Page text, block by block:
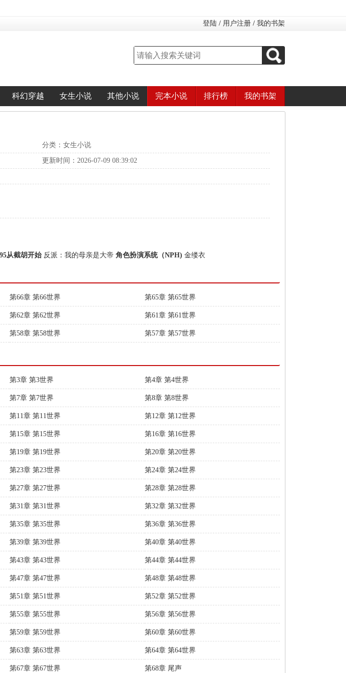
登陆 / 用户注册 / 我的书架
科幻穿越 女生小说 其他小说 完本小说 排行榜 我的书架
分类：女生小说
更新时间：2026-07-09 08:39:02
从截胡开始 反派：我的母亲是大帝 角色扮演系统（NPH) 金缕衣
第66章 第66世界 第65章 第65世界
第62章 第62世界 第61章 第61世界
第58章 第58世界 第57章 第57世界
第3章 第3世界 第4章 第4世界
第7章 第7世界 第8章 第8世界
第11章 第11世界 第12章 第12世界
第15章 第15世界 第16章 第16世界
第19章 第19世界 第20章 第20世界
第23章 第23世界 第24章 第24世界
第27章 第27世界 第28章 第28世界
第31章 第31世界 第32章 第32世界
第35章 第35世界 第36章 第36世界
第39章 第39世界 第40章 第40世界
第43章 第43世界 第44章 第44世界
第47章 第47世界 第48章 第48世界
第51章 第51世界 第52章 第52世界
第55章 第55世界 第56章 第56世界
第59章 第59世界 第60章 第60世界
第63章 第63世界 第64章 第64世界
第67章 第67世界 第68章 尾声